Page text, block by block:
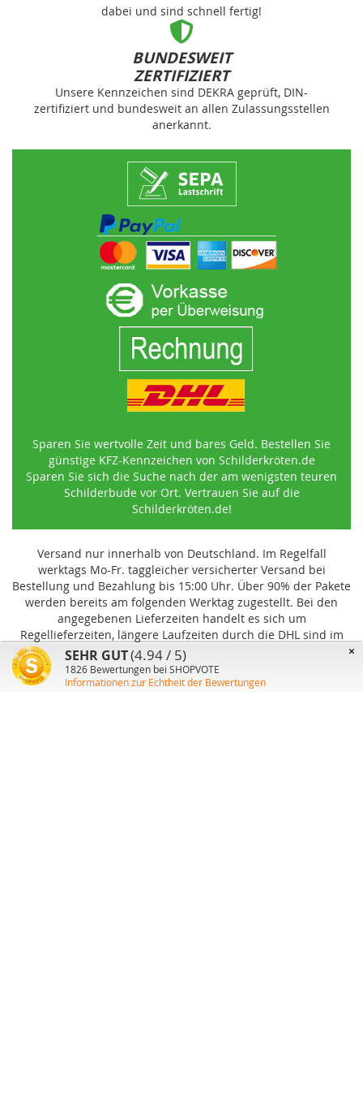
dabei und sind schnell fertig!
BUNDESWEIT
ZERTIFIZIERT
Unsere Kennzeichen sind DEKRA geprüft, DIN-
zertifiziert und bundesweit an allen Zulassungsstellen
anerkannt.
Sparen Sie wertvolle Zeit und bares Geld. Bestellen Sie
günstige KFZ-Kennzeichen von Schilderkröten.de
Sparen Sie sich die Suche nach der am wenigsten teuren
Schilderbude vor Ort. Vertrauen Sie auf die
Schilderkröten.de!
Versand nur innerhalb von Deutschland. Im Regelfall
werktags Mo-Fr. taggleicher versicherter Versand bei
Bestellung und Bezahlung bis 15:00 Uhr. Über 90% der Pakete
werden bereits am folgenden Werktag zugestellt. Bei den
angegebenen Lieferzeiten handelt es sich um
Regellieferzeiten, längere Laufzeiten durch die DHL sind im
Einzelfall möglich und können von uns nicht beeinflusst
werden.
×
SEHR GUT(4.94 / 5)
1826 Bewertungen bei SHOPVOTE
Informationen zur Echtheit der Bewertungen